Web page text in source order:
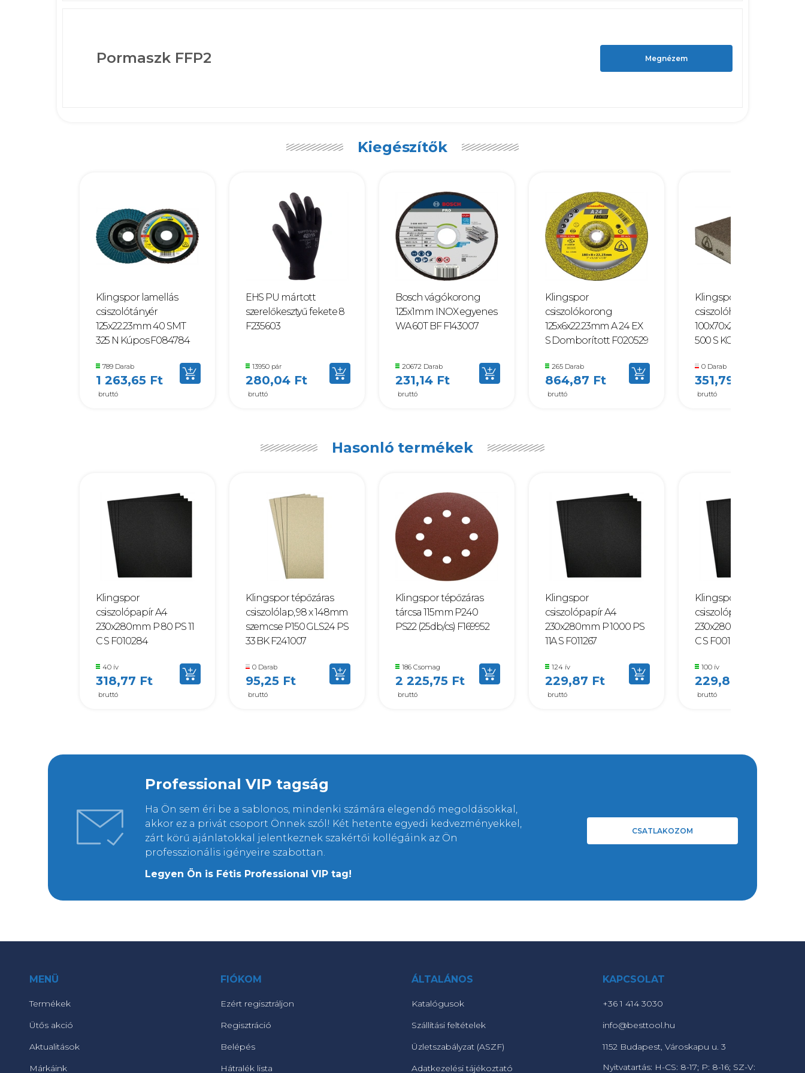
Pormaszk FFP2 Megnézem
Kiegészítők
Klingspor lamellás
csiszolótányér
125x22.23mm 40 SMT
325 N Kúpos F084784
789 Darab
1 263,65 Ft
bruttó
EHS PU mártott
szerelőkesztyű fekete 8
F235603
13950 pár
280,04 Ft
bruttó
Bosch vágókorong
125x1mm INOX egyenes
WA 60T BF F143007
20672 Darab
231,14 Ft
bruttó
Klingspor
csiszolókorong
125x6x22.23mm A 24 EX
S Domborított F020529
265 Darab
864,87 Ft
bruttó
Klingspor
csiszolóhasáb
100x70x25mm P 180 SK
500 S KORUND F001293
0 Darab
351,79 Ft
bruttó
Hasonló termékek
Klingspor
csiszolópapír A4
230x280mm P 80 PS 11
C S F010284
40 ív
318,77 Ft
bruttó
Klingspor tépőzáras
csiszolólap, 98 x 148mm
szemcse P150 GLS24 PS
33 BK F241007
0 Darab
95,25 Ft
bruttó
Klingspor tépőzáras
tárcsa 115mm P240
PS22 (25db/cs) F169952
186 Csomag
2 225,75 Ft
bruttó
Klingspor
csiszolópapír A4
230x280mm P 1000 PS
11A S F011267
124 ív
229,87 Ft
bruttó
Klingspor
csiszolópapír A4
230x280mm P 150 PS 11
C S F001844
100 ív
229,87 Ft
bruttó
Professional VIP tagság
Ha Ön sem éri be a sablonos, mindenki számára elegendő megoldásokkal,
akkor ez a privát csoport Önnek szól! Két hetente egyedi kedvezményekkel,
zárt körű ajánlatokkal jelentkeznek szakértői kollégáink az Ön
professzionális igényeire szabottan.
Legyen Ön is Fétis Professional VIP tag!
CSATLAKOZOM
MENÜ
Termékek
Ütős akció
Aktualitások
Márkáink
FIÓKOM
Ezért regisztráljon
Regisztráció
Belépés
Hátralék lista
ÁLTALÁNOS
Katalógusok
Szállítási feltételek
Üzletszabályzat (ASZF)
Adatkezelési tájékoztató
KAPCSOLAT
+36 1 414 3030
info@besttool.hu
1152 Budapest, Városkapu u. 3
Nyitvatartás: H-CS: 8-17; P: 8-16; SZ-V: